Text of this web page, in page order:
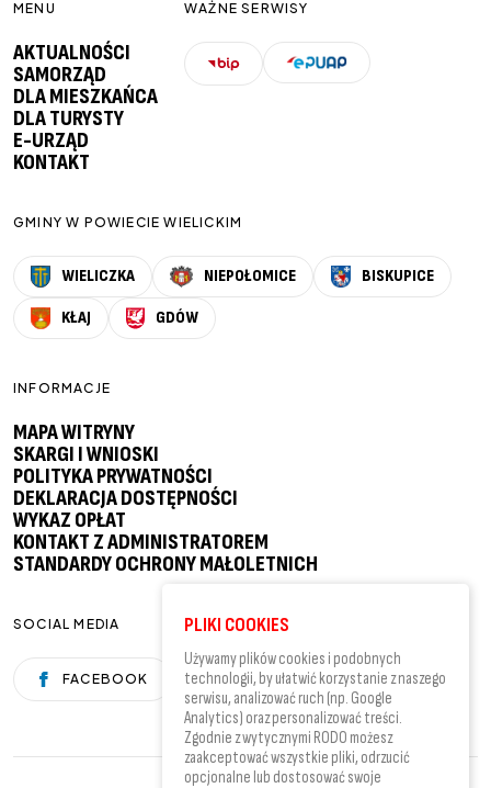
MENU
AKTUALNOŚCI
SAMORZĄD
DLA MIESZKAŃCA
DLA TURYSTY
E-URZĄD
KONTAKT
WAŻNE SERWISY
GMINY W POWIECIE WIELICKIM
WIELICZKA NIEPOŁOMICE
BISKUPICE
KŁAJ
GDÓW
INFORMACJE
MAPA WITRYNY
SKARGI I WNIOSKI
POLITYKA PRYWATNOŚCI
DEKLARACJA DOSTĘPNOŚCI
WYKAZ OPŁAT
KONTAKT Z ADMINISTRATOREM
STANDARDY OCHRONY MAŁOLETNICH
SOCIAL MEDIA
FACEBOOK YOUTUBE
PLIKI COOKIES
Używamy plików cookies i podobnych
technologii, by ułatwić korzystanie z naszego
serwisu, analizować ruch (np. Google
Analytics) oraz personalizować treści.
Zgodnie z wytycznymi RODO możesz
zaakceptować wszystkie pliki, odrzucić
opcjonalne lub dostosować swoje